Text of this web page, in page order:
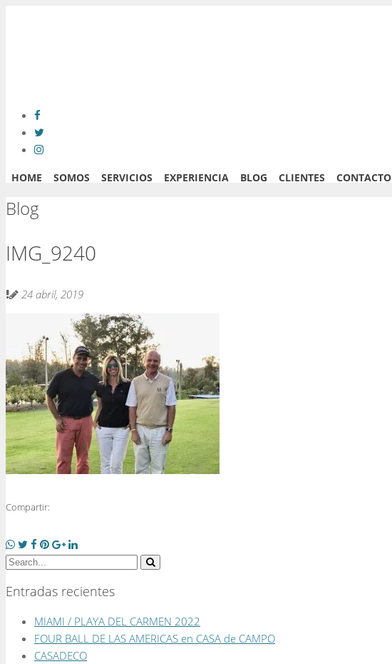
HOME SOMOS SERVICIOS EXPERIENCIA BLOG CLIENTES CONTACTO
Blog
IMG_9240
24 abril, 2019
Compartir:
Entradas recientes
MIAMI / PLAYA DEL CARMEN 2022
FOUR BALL DE LAS AMERICAS en CASA de CAMPO
CASADECO